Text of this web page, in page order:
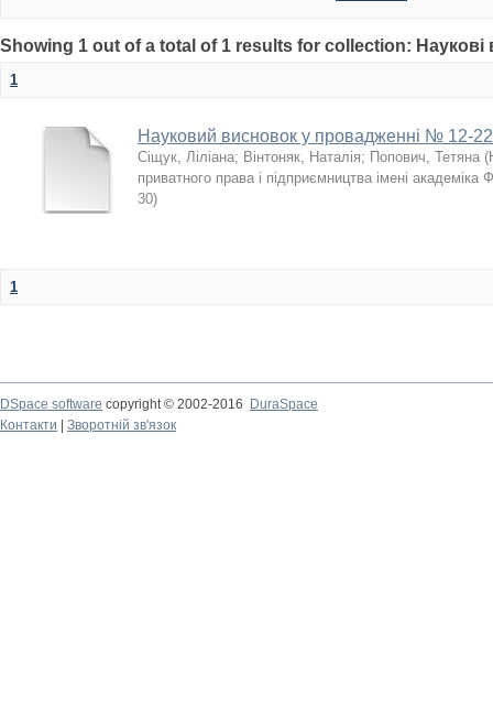
Showing 1 out of a total of 1 results for collection:
1
Науковий висновок у провадженні № 12-
Сіщук, Ліліана; Вінтоняк, Наталія; Попович, Тетяна (
приватного права і підприємництва імені
30)
1
DSpace software copyright © 2002-2016
DuraSpace
Контакти
Зворотній зв'язок